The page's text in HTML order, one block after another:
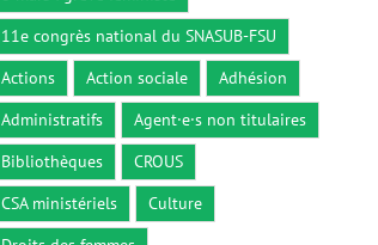
11e congrès national du SNASUB-FSU
Actions
Action sociale
Adhésion
Administratifs
Agent·e·s non titulaires
Bibliothèques
CROUS
CSA ministériels
Culture